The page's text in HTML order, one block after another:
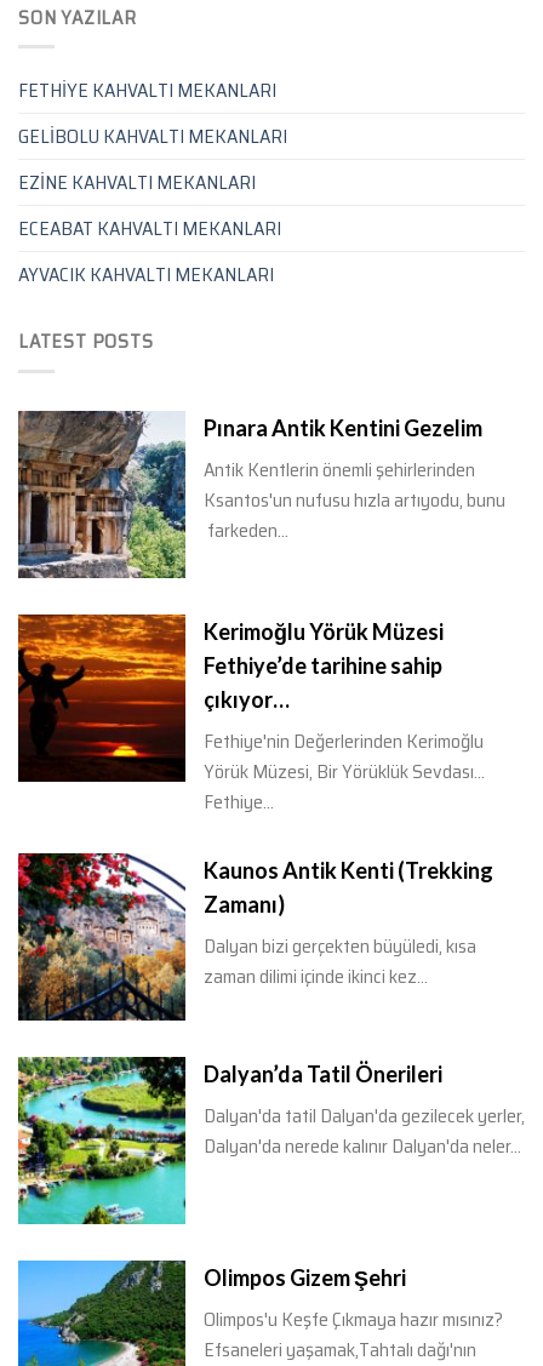
SON YAZILAR
FETHİYE KAHVALTI MEKANLARI
GELİBOLU KAHVALTI MEKANLARI
EZİNE KAHVALTI MEKANLARI
ECEABAT KAHVALTI MEKANLARI
AYVACIK KAHVALTI MEKANLARI
LATEST POSTS
Pınara Antik Kentini Gezelim
Antik Kentlerin önemli şehirlerinden
Ksantos'un nufusu hızla artıyodu, bunu
farkeden...
Kerimoğlu Yörük Müzesi
Fethiye’de tarihine sahip
çıkıyor…
Fethiye'nin Değerlerinden Kerimoğlu
Yörük Müzesi, Bir Yörüklük Sevdası...
Fethiye...
Kaunos Antik Kenti (Trekking
Zamanı)
Dalyan bizi gerçekten büyüledi, kısa
zaman dilimi içinde ikinci kez...
Dalyan’da Tatil Önerileri
Dalyan'da tatil Dalyan'da gezilecek yerler,
Dalyan'da nerede kalınır Dalyan'da neler...
Olimpos Gizem Şehri
Olimpos'u Keşfe Çıkmaya hazır mısınız?
Efsaneleri yaşamak,Tahtalı dağı'nın